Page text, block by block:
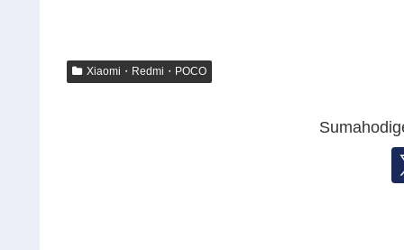
Xiaomi・Redmi・POCO